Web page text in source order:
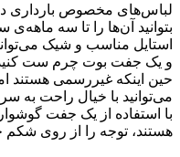
لباس‌های مخصوص بارداری
بتوانید آن‌ها را تا سه
استایل مناسب و شیک
و یک جفت بوت چرم ست
حین اینکه غیررسمی هستند
می‌توانید با خیال راحت به
با استفاده از یک جفت
هستند، توجه را از روی شکم